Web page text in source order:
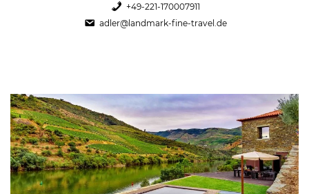
+49-221-170007911
adler@landmark-fine-travel.de